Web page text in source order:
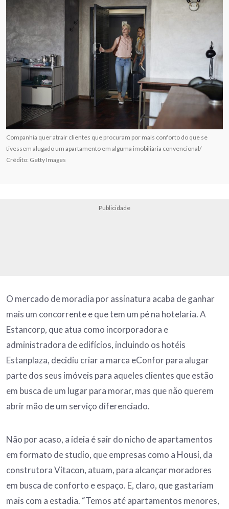
Companhia quer atrair clientes que procuram por mais conforto do que se
tivessem alugado um apartamento em alguma imobiliária convencional/
Crédito: Getty Images
Publicidade
O mercado de moradia por assinatura acaba de ganhar
mais um concorrente e que tem um pé na hotelaria. A
Estancorp, que atua como incorporadora e
administradora de edifícios, incluindo os hotéis
Estanplaza, decidiu criar a marca eConfor para alugar
parte dos seus imóveis para aqueles clientes que estão
em busca de um lugar para morar, mas que não querem
abrir mão de um serviço diferenciado.
Não por acaso, a ideia é sair do nicho de apartamentos
em formato de studio, que empresas como a Housi, da
construtora Vitacon, atuam, para alcançar moradores
em busca de conforto e espaço. E, claro, que gastariam
mais com a estadia. “Temos até apartamentos menores,